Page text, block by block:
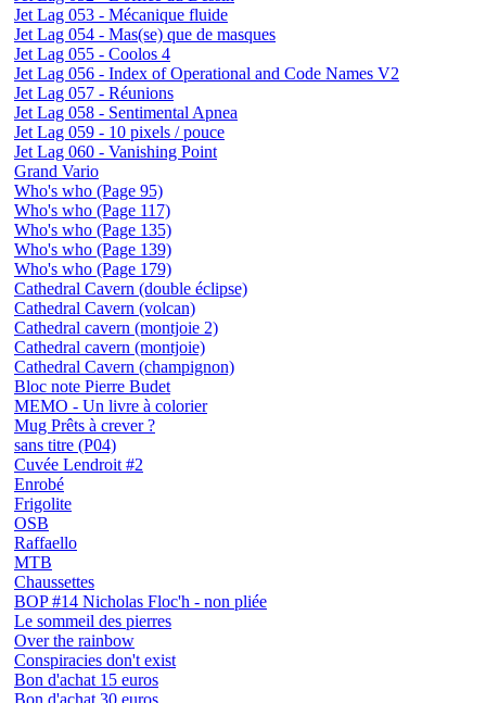
Jet Lag 053 - Mécanique fluide
Jet Lag 054 - Mas(se) que de masques
Jet Lag 055 - Coolos 4
Jet Lag 056 - Index of Operational and Code Names V2
Jet Lag 057 - Réunions
Jet Lag 058 - Sentimental Apnea
Jet Lag 059 - 10 pixels / pouce
Jet Lag 060 - Vanishing Point
Grand Vario
Who's who (Page 95)
Who's who (Page 117)
Who's who (Page 135)
Who's who (Page 139)
Who's who (Page 179)
Cathedral Cavern (double éclipse)
Cathedral Cavern (volcan)
Cathedral cavern (montjoie 2)
Cathedral cavern (montjoie)
Cathedral Cavern (champignon)
Bloc note Pierre Budet
MEMO - Un livre à colorier
Mug Prêts à crever ?
sans titre (P04)
Cuvée Lendroit #2
Enrobé
Frigolite
OSB
Raffaello
MTB
Chaussettes
BOP #14 Nicholas Floc'h - non pliée
Le sommeil des pierres
Over the rainbow
Conspiracies don't exist
Bon d'achat 15 euros
Bon d'achat 30 euros